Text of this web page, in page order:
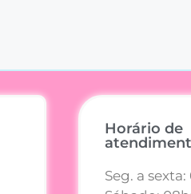
Horário de
Seg. a sexta: